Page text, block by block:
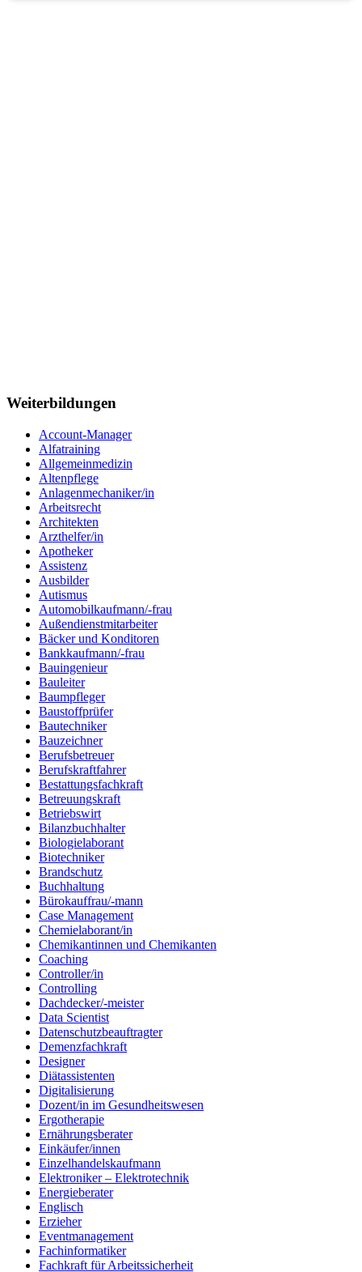
Weiterbildungen
Account-Manager
Alfatraining
Allgemeinmedizin
Altenpflege
Anlagenmechaniker/in
Arbeitsrecht
Architekten
Arzthelfer/in
Apotheker
Assistenz
Ausbilder
Autismus
Automobilkaufmann/-frau
Außendienstmitarbeiter
Bäcker und Konditoren
Bankkaufmann/-frau
Bauingenieur
Bauleiter
Baumpfleger
Baustoffprüfer
Bautechniker
Bauzeichner
Berufsbetreuer
Berufskraftfahrer
Bestattungsfachkraft
Betreuungskraft
Betriebswirt
Bilanzbuchhalter
Biologielaborant
Biotechniker
Brandschutz
Buchhaltung
Bürokauffrau/-mann
Case Management
Chemielaborant/in
Chemikantinnen und Chemikanten
Coaching
Controller/in
Controlling
Dachdecker/-meister
Data Scientist
Datenschutzbeauftragter
Demenzfachkraft
Designer
Diätassistenten
Digitalisierung
Dozent/in im Gesundheitswesen
Ergotherapie
Ernährungsberater
Einkäufer/innen
Einzelhandelskaufmann
Elektroniker – Elektrotechnik
Energieberater
Englisch
Erzieher
Eventmanagement
Fachinformatiker
Fachkraft für Arbeitssicherheit